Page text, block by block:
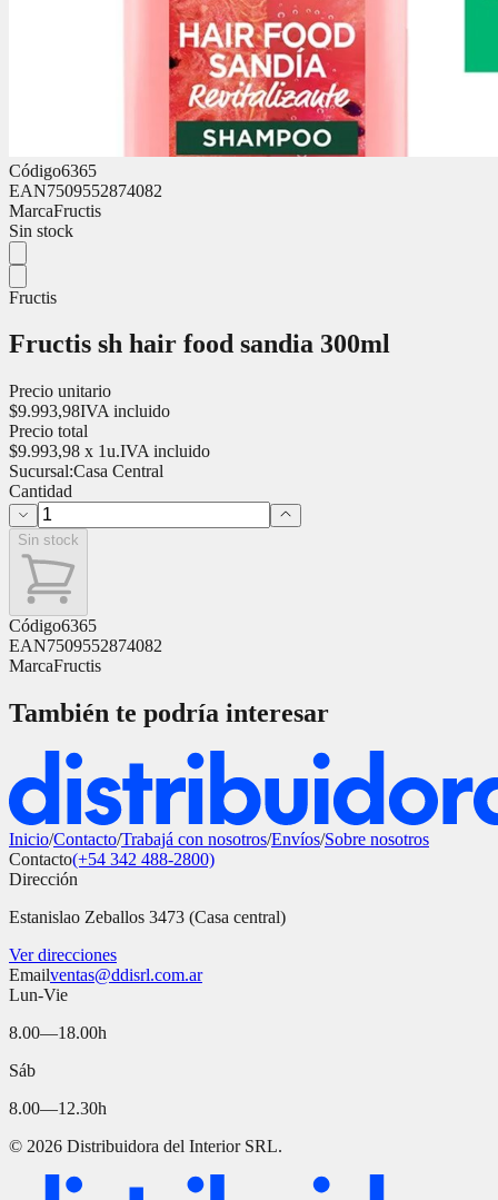
Código6365
EAN7509552874082
MarcaFructis
Sin stock
Fructis
Fructis sh hair food sandia 300ml
Precio unitario
$9.993,98IVA incluido
Precio total
$9.993,98 x 1u.IVA incluido
Sucursal:Casa Central
Cantidad
Sin stock
Código6365
EAN7509552874082
MarcaFructis
También te podría interesar
Inicio/Contacto/Trabajá con nosotros/Envíos/Sobre nosotros
Contacto(+54 342 488-2800)
Dirección
Estanislao Zeballos 3473 (Casa central)
Ver direcciones
Emailventas@ddisrl.com.ar
Lun-Vie
8.00—18.00h
Sáb
8.00—12.30h
© 2026 Distribuidora del Interior SRL.